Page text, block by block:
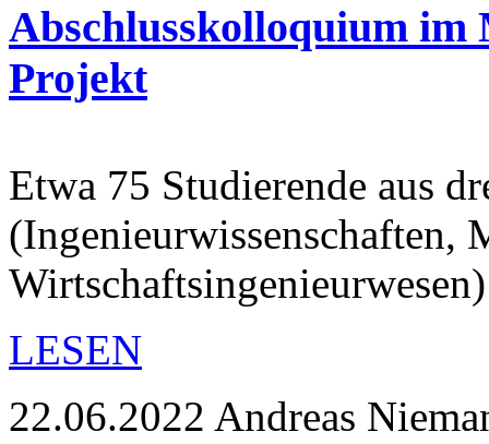
Abschlusskolloquium
Projekt
Etwa 75 Studierende aus
(Ingenieurwissenschaften,
LESEN
22.06.2022 Andreas